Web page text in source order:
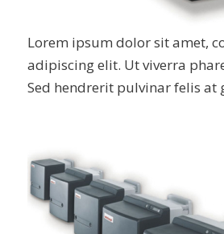
Lorem ipsum dolor sit amet,
adipiscing elit. Ut viverra
Sed hendrerit pulvinar felis at